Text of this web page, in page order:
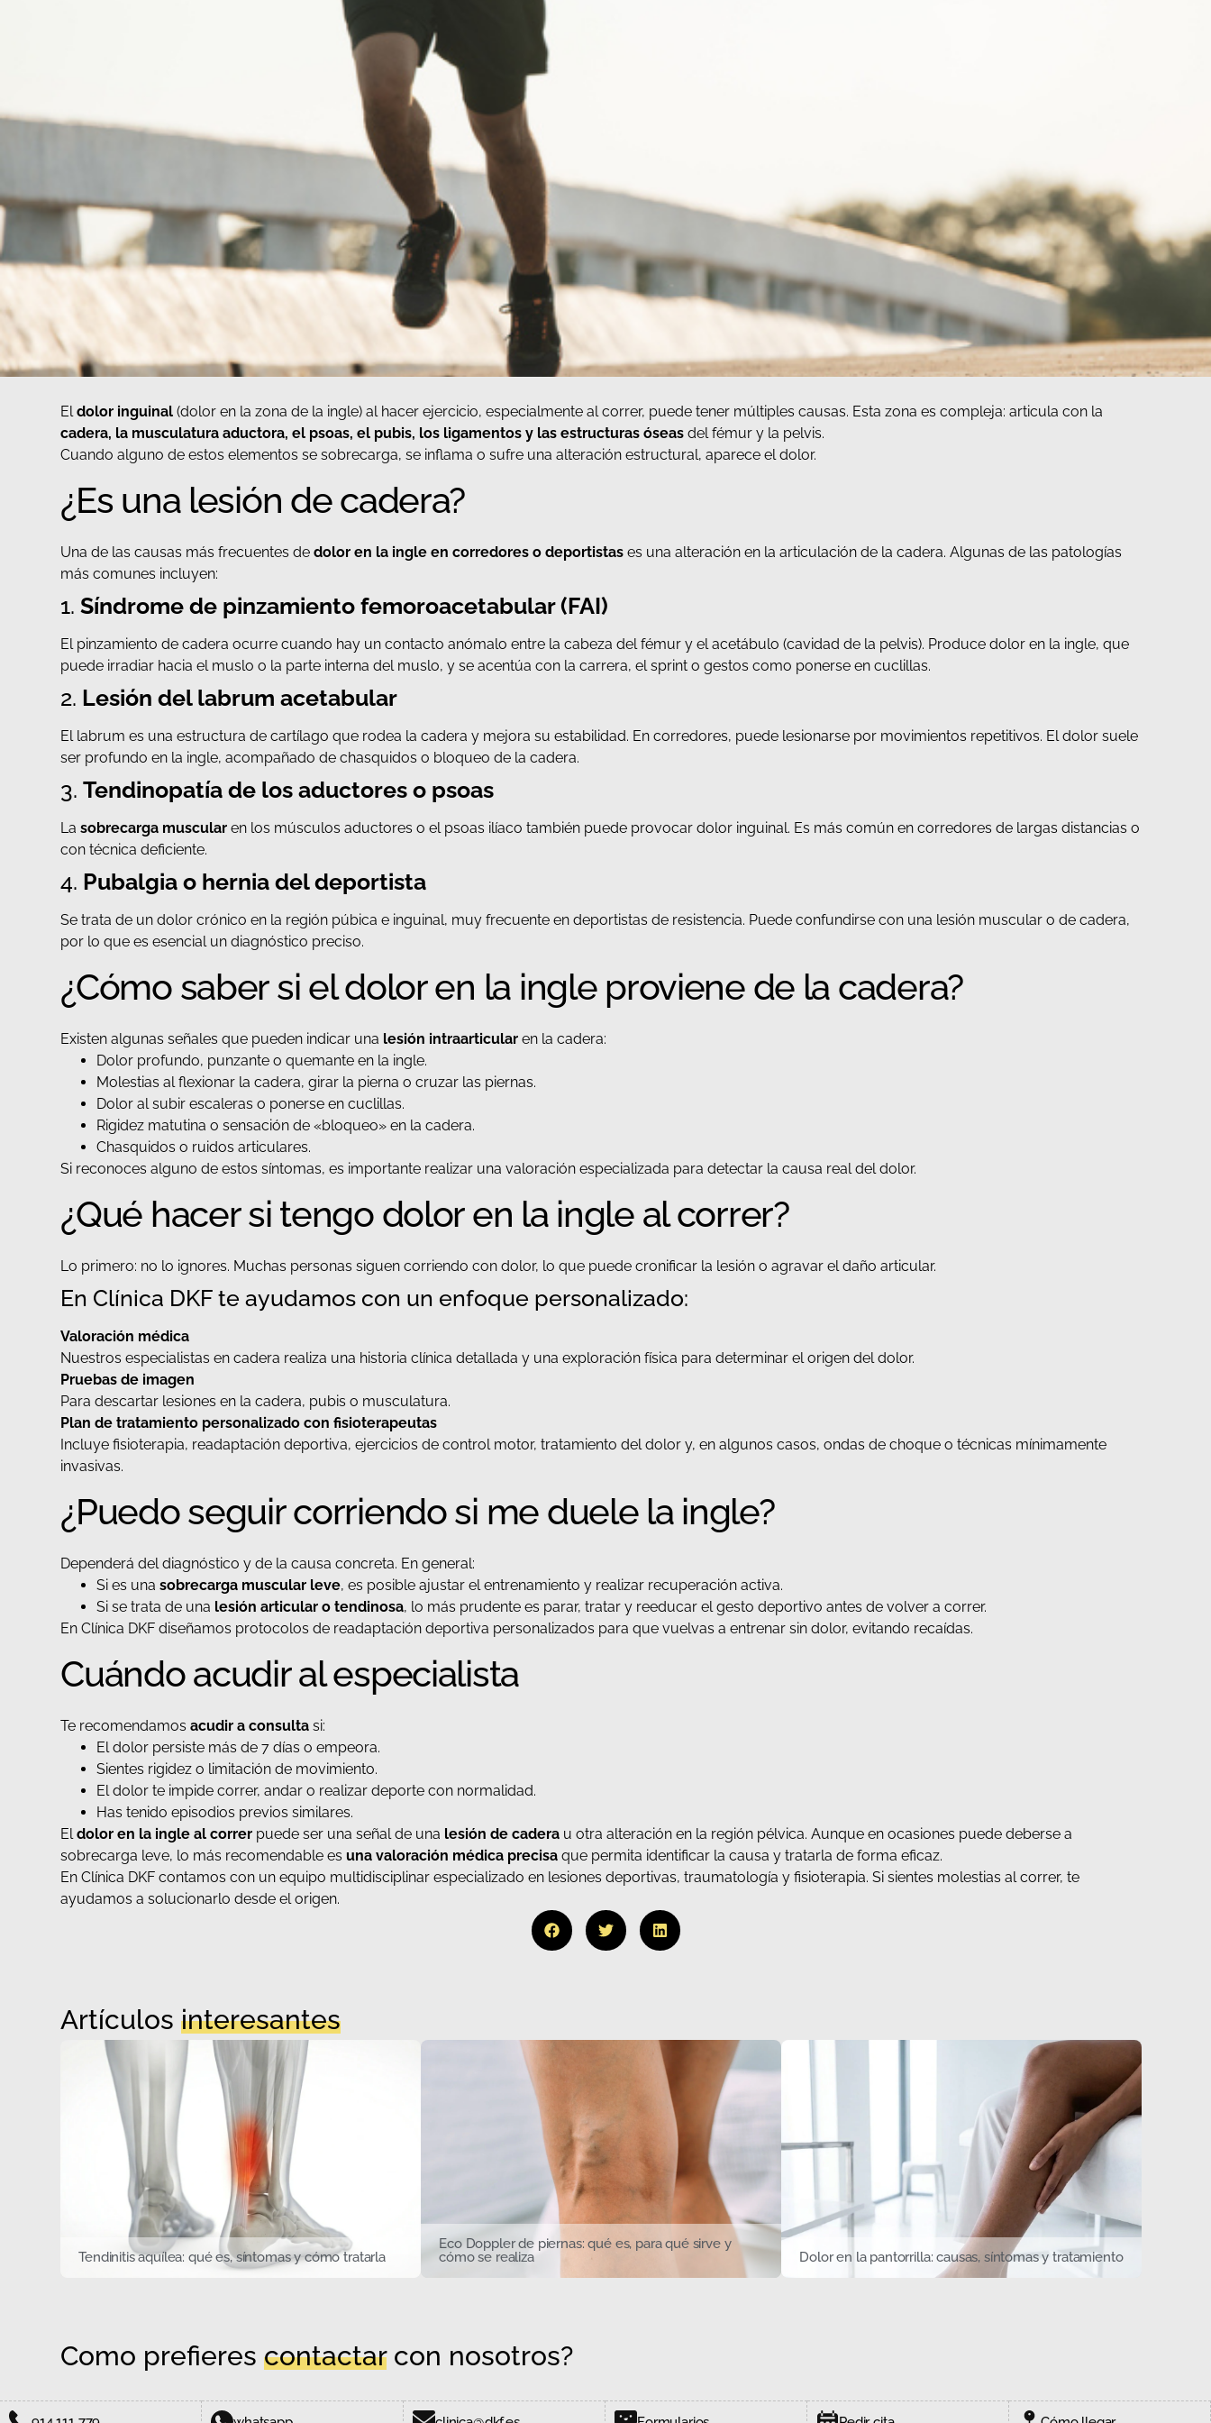
Eldolor inguinal (dolor en la zona de la ingle) al hacer ejercicio, especialmente al correr, puede tener múltiples causas. Esta zona es compleja: articula con la
cadera, la musculatura aductora, el psoas, el pubis, los ligamentos y las estructuras óseas del fémur y la pelvis.
Cuando alguno de estos elementos se sobrecarga, se inflama o sufre una alteración estructural, aparece el dolor.
¿Es una lesión de cadera?
Una de las causas más frecuentes dedolor en la ingle en corredores o deportistas es una alteración en la articulación de la cadera. Algunas de las patologías
más comunes incluyen:
1.Síndrome de pinzamiento femoroacetabular (FAI)
El pinzamiento de cadera ocurre cuando hay un contacto anómalo entre la cabeza del fémur y el acetábulo (cavidad de la pelvis). Produce dolor en la ingle, que
puede irradiar hacia el muslo o la parte interna del muslo, y se acentúa con la carrera, el sprint o gestos como ponerse en cuclillas.
2. Lesión del labrum acetabular
El labrum es una estructura de cartílago que rodea la cadera y mejora su estabilidad. En corredores, puede lesionarse por movimientos repetitivos. El dolor suele
ser profundo en la ingle, acompañado de chasquidos o bloqueo de la cadera.
3.Tendinopatía de los aductores o psoas
Lasobrecarga muscular en los músculos aductores o el psoas ilíaco también puede provocar dolor inguinal. Es más común en corredores de largas distancias o
con técnica deficiente.
4. Pubalgia o hernia del deportista
Se trata de un dolor crónico en la región púbica e inguinal, muy frecuente en deportistas de resistencia. Puede confundirse con una lesión muscular o de cadera,
por lo que es esencial un diagnóstico preciso.
¿Cómo saber si el dolor en la ingle proviene de la cadera?
Existen algunas señales que pueden indicar una lesión intraarticular en la cadera:
Dolor profundo, punzante o quemante en la ingle.
Molestias al flexionar la cadera, girar la pierna o cruzar las piernas.
Dolor al subir escaleras o ponerse en cuclillas.
Rigidez matutina o sensación de «bloqueo» en la cadera.
Chasquidos o ruidos articulares.
Si reconoces alguno de estos síntomas, es importante realizar una valoración especializada para detectar la causa real del dolor.
¿Qué hacer si tengo dolor en la ingle al correr?
Lo primero: no lo ignores. Muchas personas siguen corriendo con dolor, lo que puede cronificar la lesión o agravar el daño articular.
En Clínica DKF te ayudamos con un enfoque personalizado:
Valoración médica
Nuestros especialistas en cadera realiza una historia clínica detallada y una exploración física para determinar el origen del dolor.
Pruebas de imagen
Para descartar lesiones en la cadera, pubis o musculatura.
Plan de tratamiento personalizado con fisioterapeutas
Incluye fisioterapia, readaptación deportiva, ejercicios de control motor, tratamiento del dolor y, en algunos casos, ondas de choque o técnicas mínimamente
invasivas.
¿Puedo seguir corriendo si me duele la ingle?
Dependerá del diagnóstico y de la causa concreta. En general:
Si es unasobrecarga muscular leve, es posible ajustar el entrenamiento y realizar recuperación activa.
Si se trata de una lesión articular o tendinosa, lo más prudente es parar, tratar y reeducar el gesto deportivo antes de volver a correr.
En Clínica DKF diseñamos protocolos de readaptación deportiva personalizados para que vuelvas a entrenar sin dolor, evitando recaídas.
Cuándo acudir al especialista
Te recomendamosacudir a consulta si:
El dolor persiste más de 7 días o empeora.
Sientes rigidez o limitación de movimiento.
El dolor te impide correr, andar o realizar deporte con normalidad.
Has tenido episodios previos similares.
Eldolor en la ingle al correr puede ser una señal de una lesión de cadera u otra alteración en la región pélvica. Aunque en ocasiones puede deberse a
sobrecarga leve, lo más recomendable esuna valoración médica precisa que permita identificar la causa y tratarla de forma eficaz.
En Clínica DKF contamos con un equipo multidisciplinar especializado en lesiones deportivas, traumatología y fisioterapia. Si sientes molestias al correr, te
ayudamos a solucionarlo desde el origen.
Artículosinteresantes
Tendinitis aquílea: qué es, síntomas y cómo tratarla
Eco Doppler de piernas: qué es, para qué sirve y
cómo se realiza
Dolor en la pantorrilla: causas, síntomas y tratamiento
Como prefierescontactarcon nosotros?